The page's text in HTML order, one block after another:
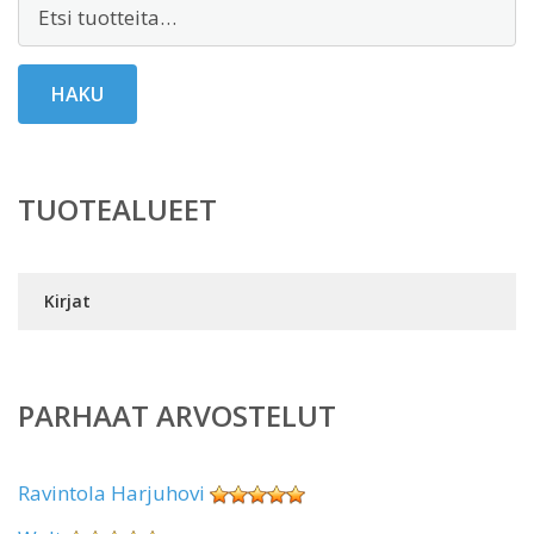
HAKU
TUOTEALUEET
Kirjat
PARHAAT ARVOSTELUT
Ravintola Harjuhovi